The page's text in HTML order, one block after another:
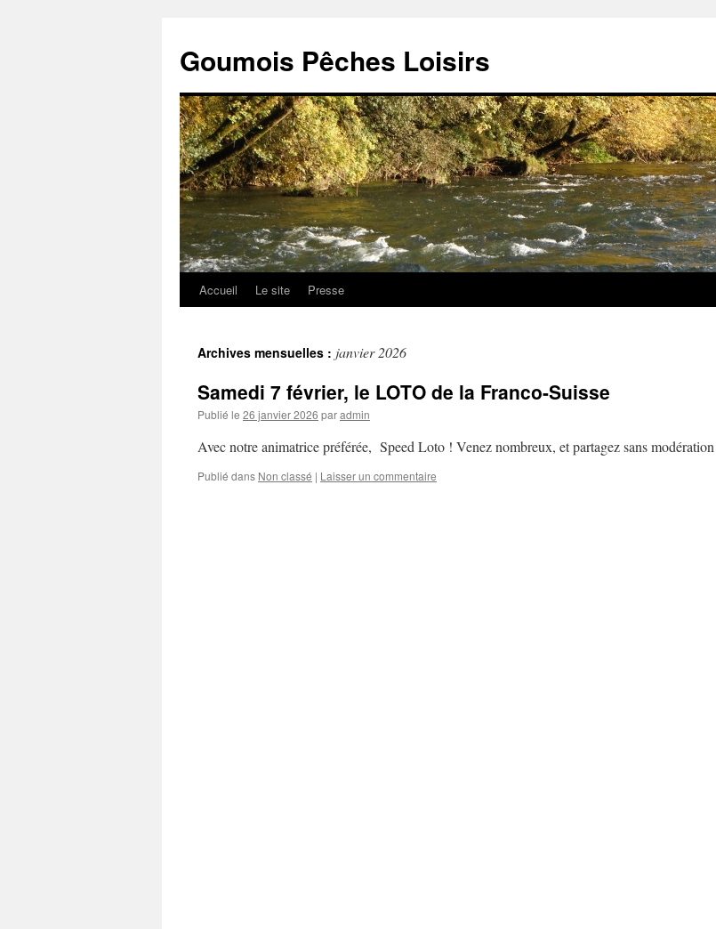
Goumois Pêches Loisirs
Aller
contenu
Accueil Le site Presse
Archives mensuelles : janvier 2026
Samedi 7 février, le LOTO de la Franco-Suisse
Publié le 26 janvier 2026 paradmin
Avec notre animatrice préférée, Speed Loto ! Venez nombreux, et partagez sans
Publié dans Non classé | Laisser un commentaire